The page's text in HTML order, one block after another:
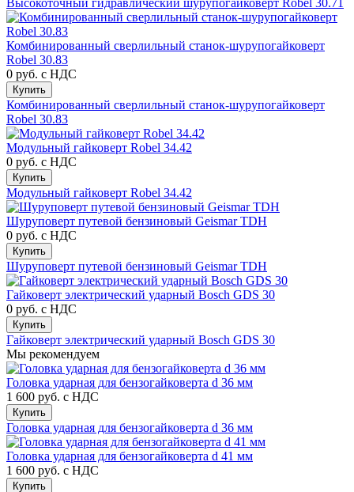
Комбинированный сверлильный станок-шурупогайковерт
Robel 30.83
0 руб. с НДС
Купить
Комбинированный сверлильный станок-шурупогайковерт
Robel 30.83
Модульный гайковерт Robel 34.42
0 руб. с НДС
Купить
Модульный гайковерт Robel 34.42
Шуруповерт путевой бензиновый Geismar TDH
0 руб. с НДС
Купить
Шуруповерт путевой бензиновый Geismar TDH
Гайковерт электрический ударный Bosch GDS 30
0 руб. с НДС
Купить
Гайковерт электрический ударный Bosch GDS 30
Мы рекомендуем
Головка ударная для бензогайковерта d 36 мм
1 600 руб. с НДС
Купить
Головка ударная для бензогайковерта d 36 мм
Головка ударная для бензогайковерта d 41 мм
1 600 руб. с НДС
Купить